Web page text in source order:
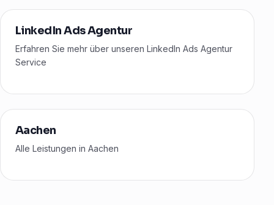
LinkedIn Ads Agentur
Erfahren Sie mehr über unseren LinkedIn Ads Agentur
Service
Aachen
Alle Leistungen in Aachen